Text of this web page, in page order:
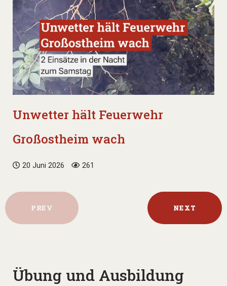
Unwetter hält Feuerwehr
Großostheim wach
20 Juni 2026 261
PREV NEXT
Übung und Ausbildung